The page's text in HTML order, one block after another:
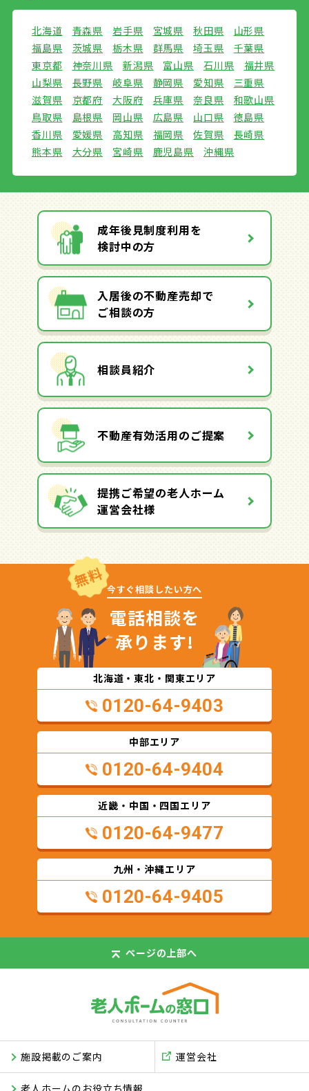
北海道 青森県 岩手県 宮城県 秋田県
山形県
福島県
茨城県 栃木県 群馬県 埼玉県
千葉県
東京都
神奈川県 新潟県 富山県 石川県
福井県
山梨県
長野県 岐阜県 静岡県 愛知県
三重県
滋賀県
京都府 大阪府 兵庫県 奈良県
和歌山県
鳥取県
島根県 岡山県 広島県 山口県
徳島県
香川県
愛媛県 高知県 福岡県 佐賀県
長崎県
熊本県
大分県 宮崎県 鹿児島県 沖縄県
成年後見制度利用を
検討中の方
入居後の不動産売却で
ご相談の方
相談員紹介
不動産有効活用のご提案
提携ご希望の老人ホーム
運営会社様
無料 今すぐ相談したい方へ
電話相談を
承ります!
北海道・東北・関東エリア
0120-64-9403
中部エリア
0120-64-9404
近畿・中国・四国エリア
0120-64-9477
九州・沖縄エリア
0120-64-9405
ページの上部へ
施設掲載のご案内 運営会社